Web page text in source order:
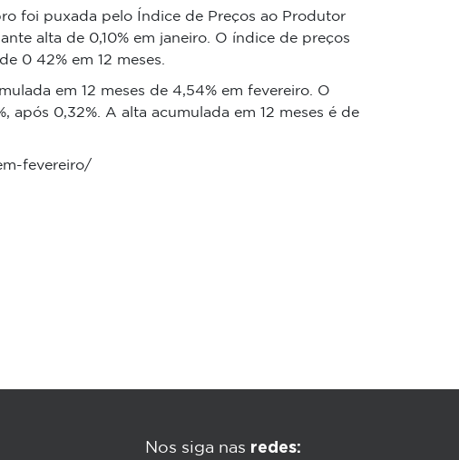
foi puxada pelo Índice de Preços ao Produtor
alta de 0,10% em janeiro. O índice de preços
0 42% em 12 meses.
em 12 meses de 4,54% em fevereiro. O
após 0,32%. A alta acumulada em 12 meses é de
fevereiro/
Nos siga nas redes: